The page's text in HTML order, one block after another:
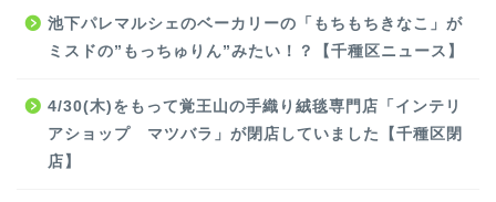
池下パレマルシェのベーカリーの「もちもちきなこ」が
ミスドの”もっちゅりん”みたい！？【千種区ニュース】
4/30(木)をもって覚王山の手織り絨毯専門店「インテリ
アショップ マツバラ」が閉店していました【千種区閉
店】